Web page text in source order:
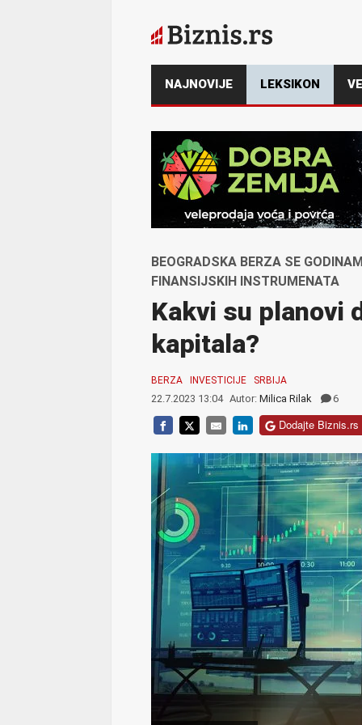
NAJNOVIJE LEKSIKON
BEOGRADSKA BERZA SE
FINANSIJSKIH INSTRUMENATA
Kakvi su planovi
kapitala?
BERZA INVESTICIJE SRBIJA
22.7.2023 13:04 Autor: Milica Rilak 6
Dodajte Biznis.rs